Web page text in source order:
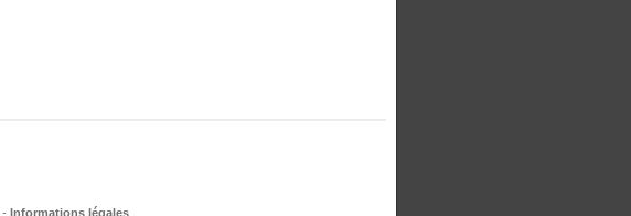
- Informations légales